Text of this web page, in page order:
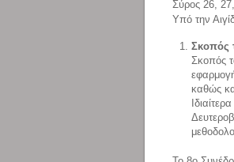
Σύρος 26,
Υπό την
Σκοπός
Σκοπός
καθώς